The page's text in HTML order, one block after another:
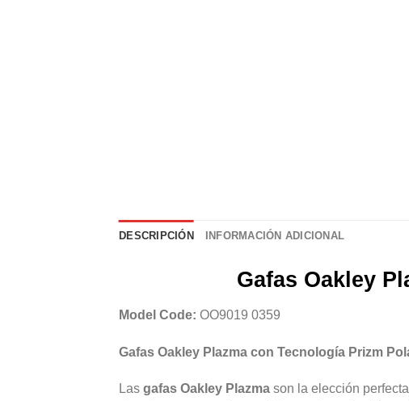
DESCRIPCIÓN INFORMACIÓN ADICIONAL
Gafas Oakley
Model Code: OO9019 0359
Gafas Oakley Plazma con Tecnología Prizm
Las gafas Oakley Plazma son la elección